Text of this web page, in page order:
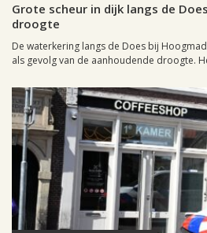
Grote scheur in dijk langs de
droogte
De waterkering langs de Does bij
als gevolg van de aanhoudende droogte.